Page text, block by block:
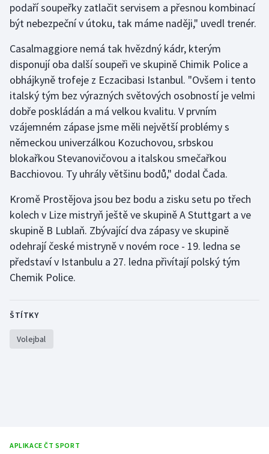
Moderní pětiboj
Motorsport
Olympijské hry
Parasport
Plavání
Plážový volejbal
Ragby
Rychlobruslení
Rychlostní kanoistika
Short track
Sportovní střelba
Stolní tenis
podaří soupeřky zatlačit servisem a přesnou kombinací
být nebezpeční v útoku, tak máme naději," uvedl trenér.
Casalmaggiore nemá tak hvězdný kádr, kterým
disponují oba další soupeři ve skupině Chimik Police a
obhájkyně trofeje z Eczacibasi Istanbul. "Ovšem i tento
italský tým bez výrazných světových osobností je velmi
dobře poskládán a má velkou kvalitu. V prvním
vzájemném zápase jsme měli největší problémy s
německou univerzálkou Kozuchovou, srbskou
blokařkou Stevanovičovou a italskou smečařkou
Bacchiovou. Ty uhrály většinu bodů," dodal Čada.
Kromě Prostějova jsou bez bodu a zisku setu po třech
kolech v Lize mistryň ještě ve skupině A Stuttgart a ve
skupině B Lublaň. Zbývající dva zápasy ve skupině
odehrají české mistryně v novém roce - 19. ledna se
představí v Istanbulu a 27. ledna přivítají polský tým
Chemik Police.
ŠTÍTKY
Volejbal
APLIKACE ČT SPORT